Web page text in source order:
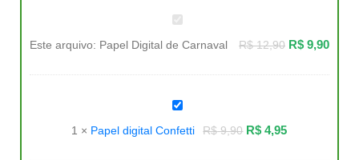
Papel
Digital
Carnaval
Este arquivo: Papel Digital de Carnaval R$12,90 R$ 9,90
Papel
digital
1 × Papel digital Confetti R$9,90 R$ 4,95